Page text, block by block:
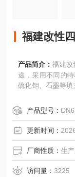
产品简介：福建改性四氟垫片
途，采用不同的
硫化钼、石墨等填
烯的优秀的耐腐
小等优点，满足
纸业、化学及电厂
产品型号：
更新时间：
厂商性质：生
访问量：3225